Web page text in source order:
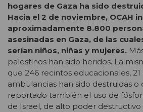
hogares de Gaza ha sido
Hacia el 2 de noviembre, OCAH
aproximadamente 8.800
asesinadas en Gaza, de las
serían niños, niñas y mujeres.
palestinos han sido heridos. La
que 246 recintos educacionales,
ambulancias han sido destruidas o
reportado también el uso de
de Israel, de alto poder destructivo